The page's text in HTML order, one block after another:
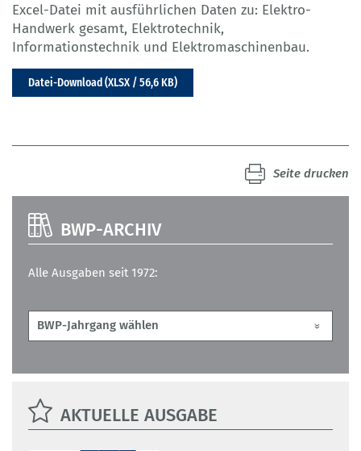
Excel-Datei mit ausführlichen Daten zu: Elektro-
Handwerk gesamt, Elektrotechnik,
Informationstechnik und Elektromaschinenbau.
Datei-Download (XLSX / 56,6 KB)
Seite drucken
BWP-ARCHIV
Alle Ausgaben seit 1972:
AKTUELLE AUSGABE